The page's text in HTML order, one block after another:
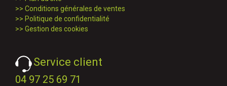
>> Conditions générales de ventes
>> Politique de confidentialité
>> Gestion des cookies
Service client
04 97 25 69 71